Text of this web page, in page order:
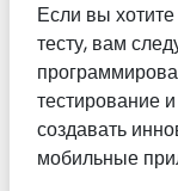
Если вы хотите
тесту, вам
тестирование
создавать
мобильные